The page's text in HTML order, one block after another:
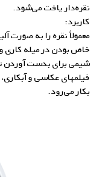
نقره‌دار یافت می‌شود.
کاربرد:
معمولاً نقره را به صورت
خاص بودن در میله کاری
شیمی برای بدست آوردن
فیلمهای عکاسی و
بکار می‌رود.